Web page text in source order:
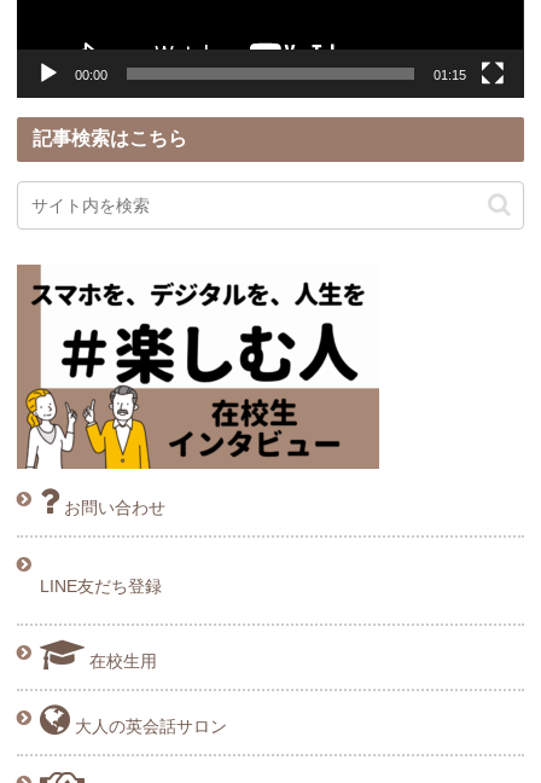
00:00 01:15
記事検索はこちら
お問い合わせ
LINE友だち登録
在校生用
大人の英会話サロン